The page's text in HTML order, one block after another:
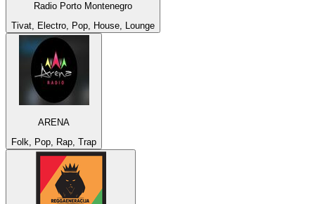
Radio Porto Montenegro
Tivat, Electro, Pop, House, Lounge
ARENA
Folk, Pop, Rap, Trap